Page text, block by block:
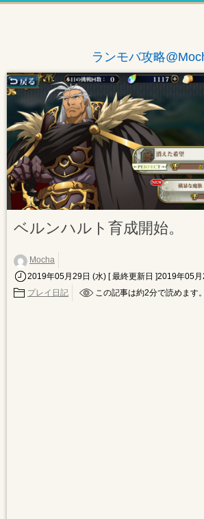
ランモバ攻略
ベルンハルト育成開始。
Mocha
2019年05月29日 (水) [ 最終更新日 ]2019年05
プレイ日記
この記事は約2分で読めます。